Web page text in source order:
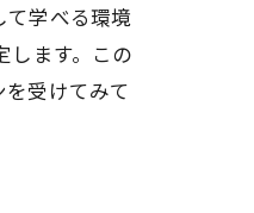
て学べる環境
します。この
受けてみて